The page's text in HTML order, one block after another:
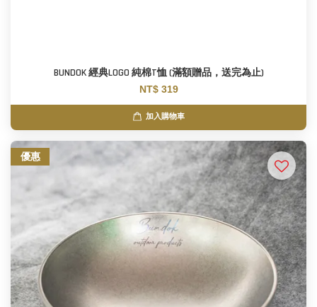
BUNDOK 經典LOGO 純棉T恤 (滿額贈品，送完為止)
NT$ 319
加入購物車
優惠